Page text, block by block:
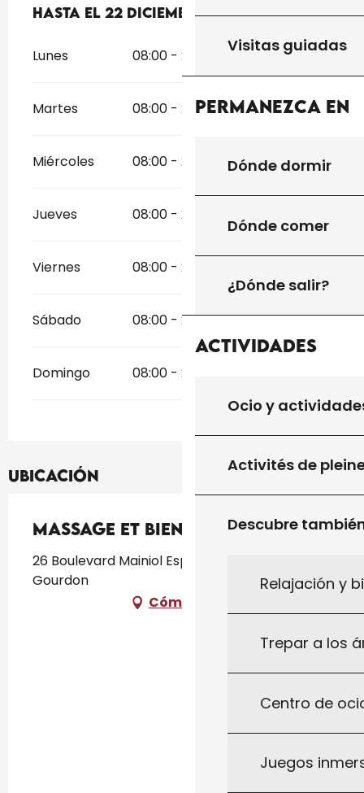
Visitas guiadas
Permanezca en
Dónde dormir
Dónde comer
¿Dónde salir?
Actividades
Ocio y
Activités de
Descubre
Relajación y
Trepar a los
Centro de
Juegos
Del1 enero 2026al 22 diciembre 2026
Hasta el 22 diciembre 2026
Lunes 08:00 - 20:00
Martes 08:00 - 20:00
Miércoles 08:00 - 20:00
Jueves 08:00 - 20:00
Viernes 08:00 - 20:00
Sábado 08:00 - 20:00
Domingo 08:00 - 20:00
Ubicación
Massage et Bien-être
26 Boulevard Mainiol Espace KEIRO, 46300
Gourdon
Cómo llegar